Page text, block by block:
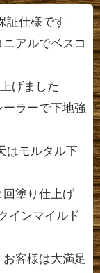
証仕様です
アルでベスコ
げました
ラーで下地強
はモルタル下
回塗り仕上げ
インマイルド
客様は大満足